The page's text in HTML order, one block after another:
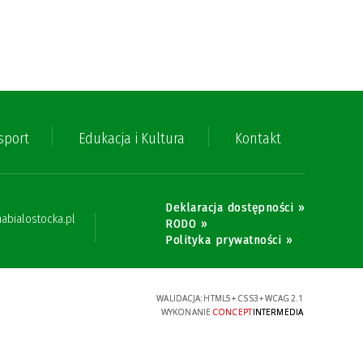
Edukacja i Kultura Kontakt
Deklaracja dostępności »
RODO »
Polityka prywatności »
WALIDACJA: HTML5+ CSS3+WCAG 2.1
WYKONANIE CONCEPTINTERMEDIA